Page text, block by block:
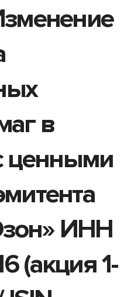
в
ценными
ИНН
(акция 1-